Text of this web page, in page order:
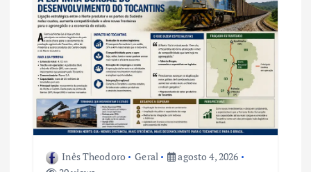
d
e
P
o
Inês Theodoro Geral
agosto 4, 2026